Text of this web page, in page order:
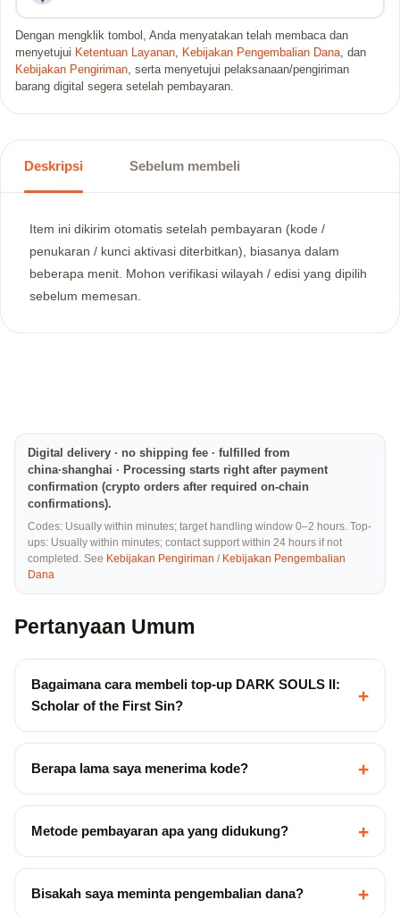
Dengan mengklik tombol, Anda menyatakan telah membaca dan
menyetujui Ketentuan Layanan, Kebijakan Pengembalian Dana, dan
Kebijakan Pengiriman, serta menyetujui pelaksanaan/pengiriman
barang digital segera setelah pembayaran.
Deskripsi Sebelum membeli
Item ini dikirim otomatis setelah pembayaran (kode /
penukaran / kunci aktivasi diterbitkan), biasanya dalam
beberapa menit. Mohon verifikasi wilayah / edisi yang dipilih
sebelum memesan.
Digital delivery · no shipping fee · fulfilled from
china·shanghai · Processing starts right after payment
confirmation (crypto orders after required on-chain
confirmations).
Codes: Usually within minutes; target handling window 0–2 hours. Top-
ups: Usually within minutes; contact support within 24 hours if not
completed. See Kebijakan Pengiriman / Kebijakan Pengembalian
Dana
Pertanyaan Umum
Bagaimana cara membeli top-up DARK SOULS II:
Scholar of the First Sin?
+
Berapa lama saya menerima kode? +
Metode pembayaran apa yang didukung? +
Bisakah saya meminta pengembalian dana? +